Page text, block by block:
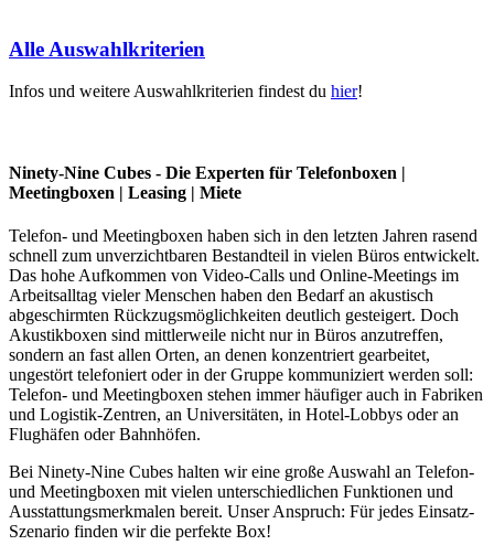
Alle Auswahlkriterien
Infos und weitere Auswahlkriterien findest du hier!
Ninety-Nine Cubes - Die Experten für Telefonboxen |
Meetingboxen | Leasing | Miete
Telefon- und Meetingboxen haben sich in den letzten Jahren rasend
schnell zum unverzichtbaren Bestandteil in vielen Büros entwickelt.
Das hohe Aufkommen von Video-Calls und Online-Meetings im
Arbeitsalltag vieler Menschen haben den Bedarf an akustisch
abgeschirmten Rückzugsmöglichkeiten deutlich gesteigert. Doch
Akustikboxen sind mittlerweile nicht nur in Büros anzutreffen,
sondern an fast allen Orten, an denen konzentriert gearbeitet,
ungestört telefoniert oder in der Gruppe kommuniziert werden soll:
Telefon- und Meetingboxen stehen immer häufiger auch in Fabriken
und Logistik-Zentren, an Universitäten, in Hotel-Lobbys oder an
Flughäfen oder Bahnhöfen.
Bei Ninety-Nine Cubes halten wir eine große Auswahl an Telefon-
und Meetingboxen mit vielen unterschiedlichen Funktionen und
Ausstattungsmerkmalen bereit. Unser Anspruch: Für jedes Einsatz-
Szenario finden wir die perfekte Box!